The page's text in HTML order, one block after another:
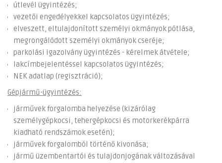
útlevél ügyintézés;
vezetői engedélyekkel kapcsolatos ügyintézés;
elveszett, eltulajdonított személyi okmányok pótlása,
megrongálódott személyi okmányok cseréje;
parkolási igazolvány ügyintézés - kérelmek átvétele;
lakcímbejelentéssel kapcsolatos ügyintézés;
NEK adatlap (regisztráció);
Gépjármű-ügyintézés:
járművek forgalomba helyezése (kizárólag
személygépkocsi, tehergépkocsi és motorkerékpárra
kiadható rendszámok esetén);
járművek forgalomból történő kivonása;
jármű üzembentartói és tulajdonjogának változásával